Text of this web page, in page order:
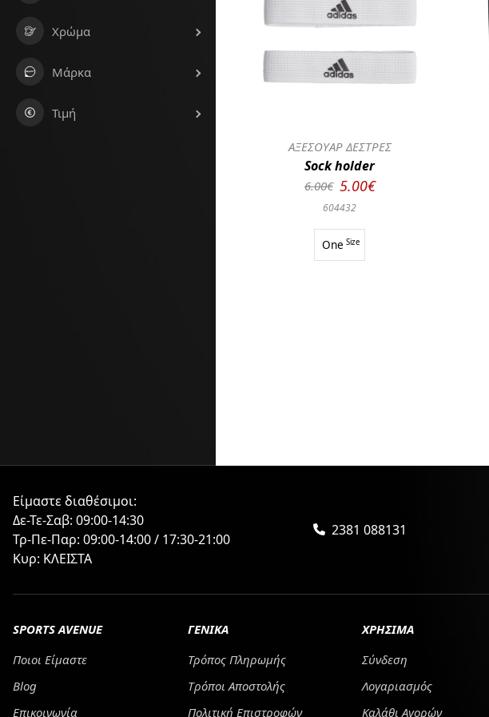
Χρώμα
Μάρκα
Τιμή
ΑΞΕΣΟΥΑΡ ΔΕΣΤΡΕΣ
Sock holder
6.00€ 5.00€
604432
One Size
Είμαστε διαθέσιμοι:
Δε-Τε-Σαβ: 09:00-14:30
Τρ-Πε-Παρ: 09:00-14:00 / 17:30-21:00
Κυρ: ΚΛΕΙΣΤΑ
2381 088131
SPORTS AVENUE
Ποιοι Είμαστε
Blog
Επικοινωνία
ΓΕΝΙΚΑ
Τρόπος Πληρωμής
Tρόποι Αποστολής
Πολιτική Επιστροφών
ΧΡΗΣΙΜΑ
Σύνδεση
Λογαριασμός
Καλάθι Αγορών